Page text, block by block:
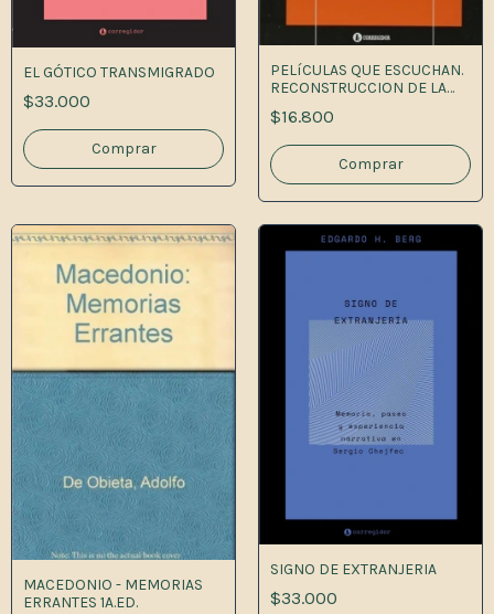
EL GÓTICO TRANSMIGRADO
$33.000
PELíCULAS QUE ESCUCHAN.
RECONSTRUCCION DE LA
IDENTIDAD EN ONCE FILMES
CHILENOS Y ARGENTINOS
$16.800
MACEDONIO - MEMORIAS
ERRANTES 1A.ED.
SIGNO DE EXTRANJERIA
$33.000